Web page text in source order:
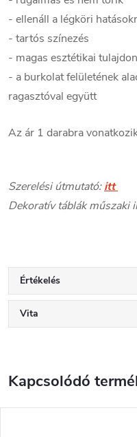
- ellenáll a légköri
- tartós színezés
- magas esztétikai
- a burkolat felületének
ragasztóval együtt
Az ár 1 darabra
Szerelési útmutató: itt
Dekoratív táblák műszaki
Értékelés
Vita
Kapcsolódó